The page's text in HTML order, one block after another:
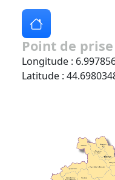
Point de
Longitude :
Latitude :